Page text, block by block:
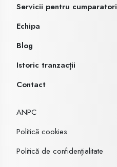
Servicii pentru cumparatori
Echipa
Blog
Istoric tranzacții
Contact
ANPC
Politică cookies
Politică de confidențialitate